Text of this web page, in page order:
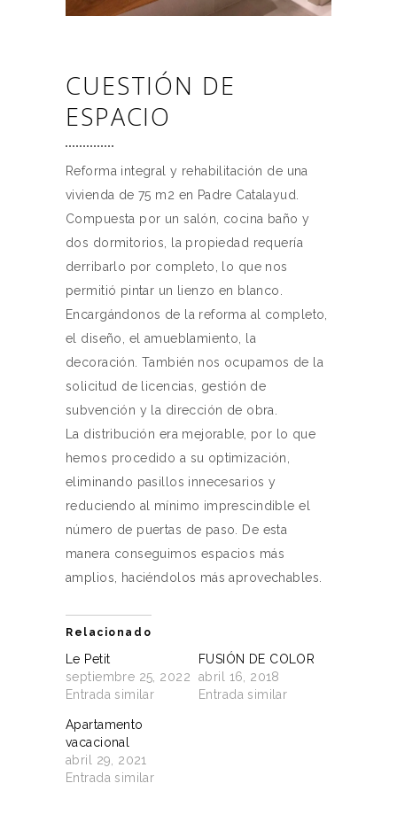
CUESTIÓN DE
ESPACIO
Reforma integral y rehabilitación de una
vivienda de 75 m2 en Padre Catalayud.
Compuesta por un salón, cocina baño y
dos dormitorios, la propiedad requería
derribarlo por completo, lo que nos
permitió pintar un lienzo en blanco.
Encargándonos de la reforma al completo,
el diseño, el amueblamiento, la
decoración. También nos ocupamos de la
solicitud de licencias, gestión de
subvención y la dirección de obra.
La distribución era mejorable, por lo que
hemos procedido a su optimización,
eliminando pasillos innecesarios y
reduciendo al mínimo imprescindible el
número de puertas de paso. De esta
manera conseguimos espacios más
amplios, haciéndolos más aprovechables.
Relacionado
Le Petit
septiembre 25, 2022
Entrada similar
FUSIÓN DE COLOR
abril 16, 2018
Entrada similar
Apartamento
vacacional
abril 29, 2021
Entrada similar